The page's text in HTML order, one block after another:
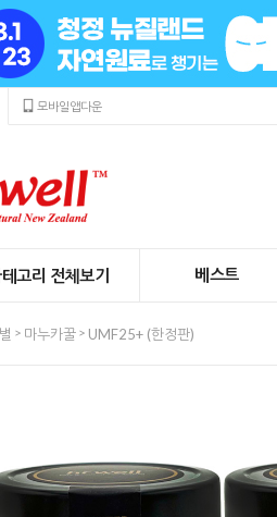
모바일앱다운
고리 전체보기 베스트
> 마누카꿀 > UMF25+ (한정판)